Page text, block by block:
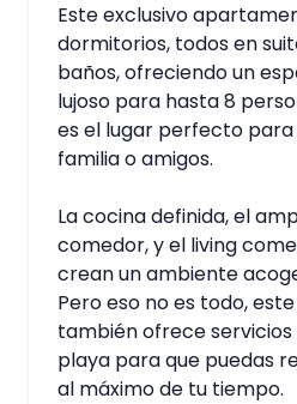
Este exclusivo
dormitorios, todos en
baños, ofreciendo un
lujoso para hasta 8
es el lugar perfecto
familia o amigos.
La cocina definida, el
comedor, y el living
crean un ambiente
Pero eso no es todo,
también ofrece
playa para que puedas
al máximo de tu tiempo.